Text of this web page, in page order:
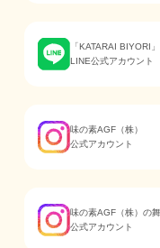
「KATARAI BIYORI」
LINE公式アカウント
味の素AGF（株）
公式アカウント
味の素AGF（株）の
公式アカウント